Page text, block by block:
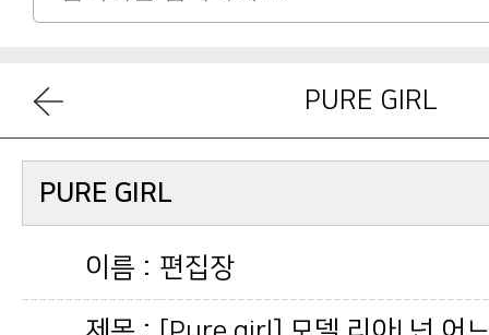
PURE GIRL
PURE GIRL
이름 : 편집장